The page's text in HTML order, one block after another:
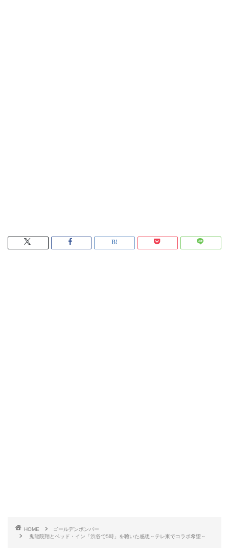
HOME
ゴールデンボンバー
鬼龍院翔とベッド・イン「渋谷で5時」を聴いた感想～テレ東でコラボ希望～